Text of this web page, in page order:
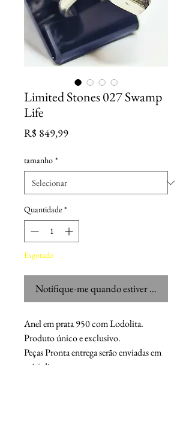
Limited Stones 027 Swamp
Life
R$ 849,99Preço
tamanho *
Quantidade *
Esgotado
Notifique-me quando estiver disponível
Anel em prata 950 com Lodolita.
Produto único e exclusivo.
Peças Pronta entrega serão enviadas em
até 4 dias.